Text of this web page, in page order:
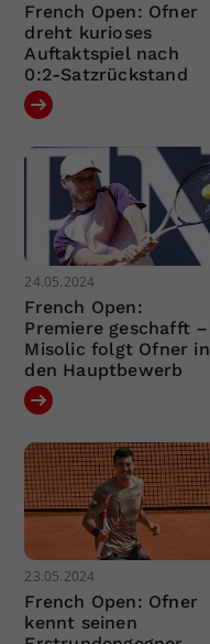
French Open: Ofner
dreht kurioses
Auftaktspiel nach
0:2-Satzrückstand
24.05.2024
French Open:
Premiere geschafft –
Misolic folgt Ofner in
den Hauptbewerb
23.05.2024
French Open: Ofner
kennt seinen